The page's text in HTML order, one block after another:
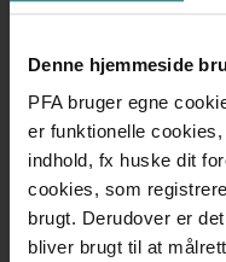
Denne hjemmeside
PFA bruger egne
er funktionelle
indhold, fx huske dit
cookies, som
brugt. Derudover er
bliver brugt til at
Investeringsformer i